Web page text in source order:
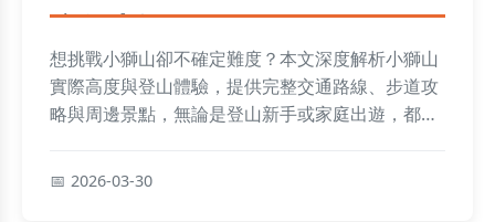
全解析
想挑戰小獅山卻不確定難度？本文深度解析小獅山
實際高度與登山體驗，提供完整交通路線、步道攻
略與周邊景點，無論是登山新手或家庭出遊，都能
2026-03-30